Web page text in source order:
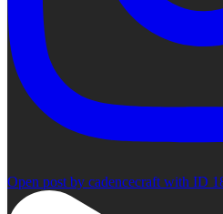
Open post by cadencecraft with ID